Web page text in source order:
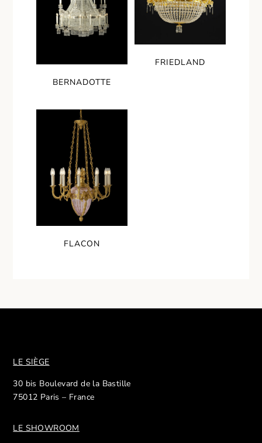
BERNADOTTE
FRIEDLAND
FLACON
LE SIÈGE
30 bis Boulevard de la Bastille
75012 Paris – France
LE SHOWROOM